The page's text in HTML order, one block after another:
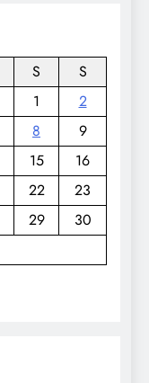
S
S
1
2
8
9
15
16
22
23
29
30